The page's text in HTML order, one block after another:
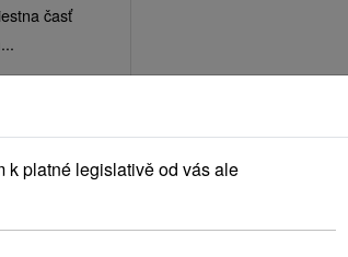
časť
Bystrica
k platné legislativě od vás ale